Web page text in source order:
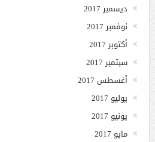
ديسمبر 2017
نوفمبر 2017
أكتوبر 2017
سبتمبر 2017
أغسطس 2017
يوليو 2017
يونيو 2017
مايو 2017